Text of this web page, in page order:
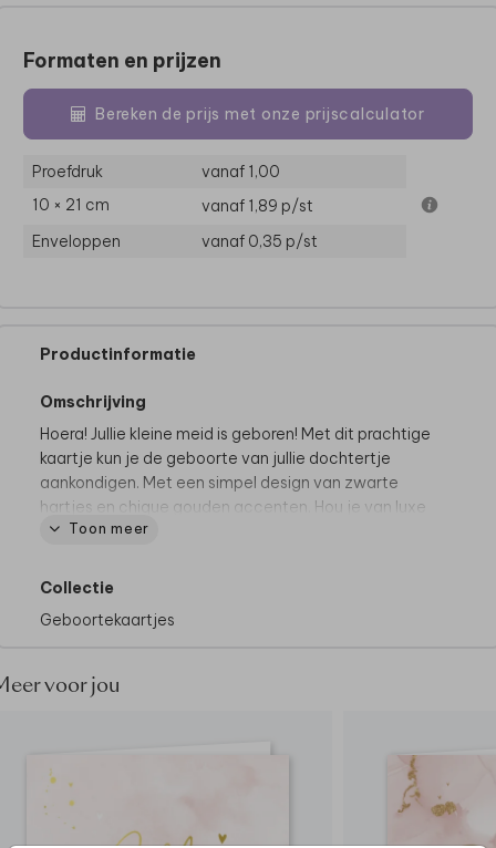
Formaten en prijzen
Bereken de prijs met onze prijscalculator
Proefdruk
vanaf 1,00
10 × 21 cm
vanaf 1,89 p/st
Enveloppen
vanaf 0,35 p/st
Productinformatie
Omschrijving
Hoera! Jullie kleine meid is geboren! Met dit prachtige
kaartje kun je de geboorte van jullie dochtertje
aankondigen. Met een simpel design van zwarte
hartjes en chique gouden accenten. Hou je van luxe
en glamour? Kies dan voor parelmoer papier.
Toon meer
Collectie
Geboortekaartjes
voor jou